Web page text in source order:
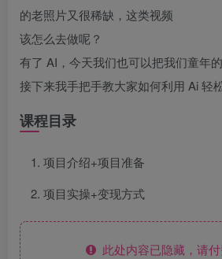
的老照片又很稀缺，这类视频
该怎么去做呢？
有了 AI，今天我们也可以把我们童年
接下来我手把手教大家如何利用 Ai 轻
课程目录
项目介绍+项目准备
项目实操+变现方式
此处内容已隐藏，请付